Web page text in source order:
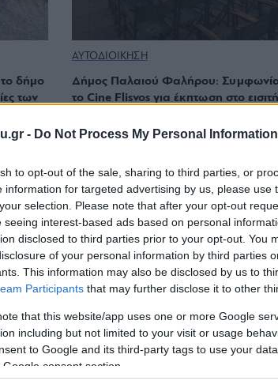
- Do Not Process My Personal Information
to opt-out of the sale, sharing to third parties, or
information for targeted advertising by us, please use
selection. Please note that after your opt-out
seeing interest-based ads based on personal
disclosed to third parties prior to your opt-out. You
of your personal information by third parties
This information may also be disclosed by us to
Participants that may further disclose it to other
that this website/app uses one or more Google
including but not limited to your visit or usage
to Google and its third-party tags to use your
Google consent section.
δήμο
των
ΑΥΤΟΔΙΟΙΚΗΣΗ
Δήμος Παλαιού Φαλήρου:
το Cine Flisvos για έκπτωση στο